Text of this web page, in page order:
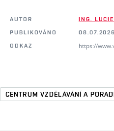
AUTOR
ING.
PUBLIKOVÁNO
ODKAZ
https://
CENTRUM VZDĚLÁVÁNÍ A